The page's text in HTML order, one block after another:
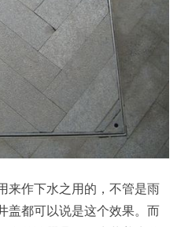
作下水之用的，不管是雨
盖都可以说是这个效果。而